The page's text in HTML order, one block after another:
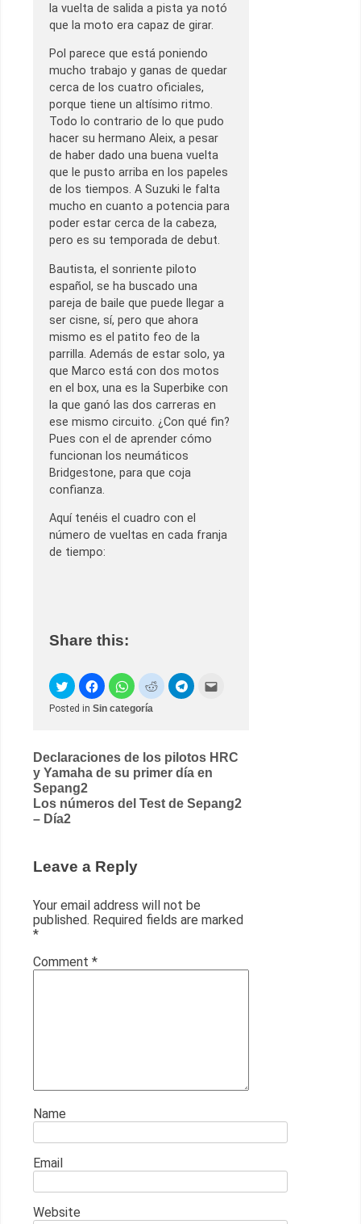
la vuelta de salida a pista ya notó
que la moto era capaz de girar.
Pol parece que está poniendo
mucho trabajo y ganas de quedar
cerca de los cuatro oficiales,
porque tiene un altísimo ritmo.
Todo lo contrario de lo que pudo
hacer su hermano Aleix, a pesar
de haber dado una buena vuelta
que le pusto arriba en los papeles
de los tiempos. A Suzuki le falta
mucho en cuanto a potencia para
poder estar cerca de la cabeza,
pero es su temporada de debut.
Bautista, el sonriente piloto
español, se ha buscado una
pareja de baile que puede llegar a
ser cisne, sí, pero que ahora
mismo es el patito feo de la
parrilla. Además de estar solo, ya
que Marco está con dos motos
en el box, una es la Superbike con
la que ganó las dos carreras en
ese mismo circuito. ¿Con qué fin?
Pues con el de aprender cómo
funcionan los neumáticos
Bridgestone, para que coja
confianza.
Aquí tenéis el cuadro con el
número de vueltas en cada franja
de tiempo:
Share this:
Posted in Sin categoría
Post
navigation
Declaraciones de los pilotos HRC
y Yamaha de su primer día en
Sepang2
Los números del Test de Sepang2
– Día2
Leave a Reply
Your email address will not be
published. Required fields are marked
*
Comment *
Name
Email
Website